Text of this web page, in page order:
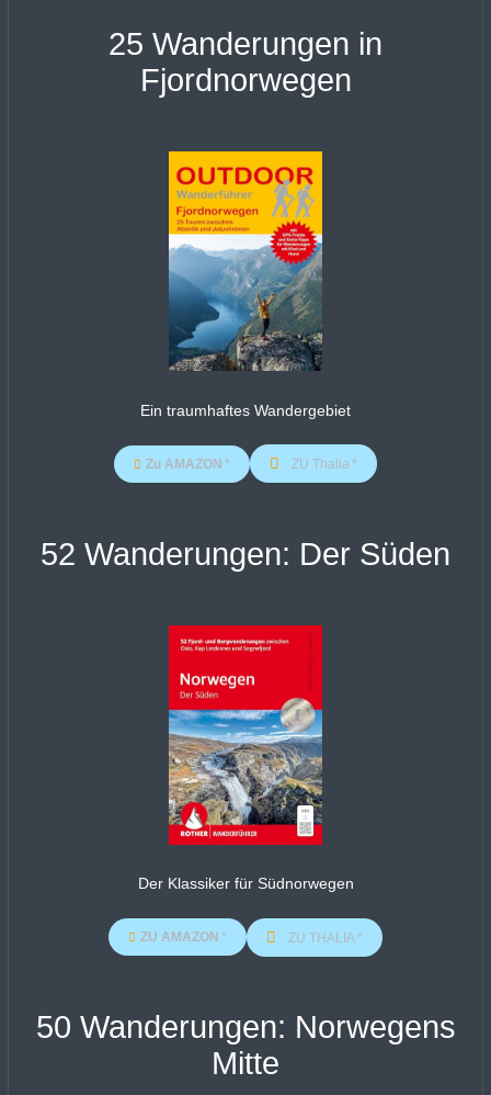
25 Wanderungen in
Fjordnorwegen
Ein traumhaftes Wandergebiet
Zu AMAZON ZU Thalia
52 Wanderungen: Der Süden
Der Klassiker für Südnorwegen
ZU AMAZON ZU THALIA
50 Wanderungen: Norwegens
Mitte